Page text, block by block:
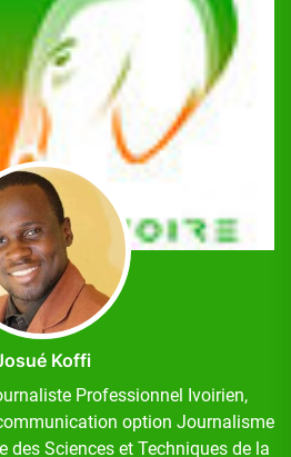
Koffi
Professionnel Ivoirien,
option Journalisme
des Sciences et Techniques de la